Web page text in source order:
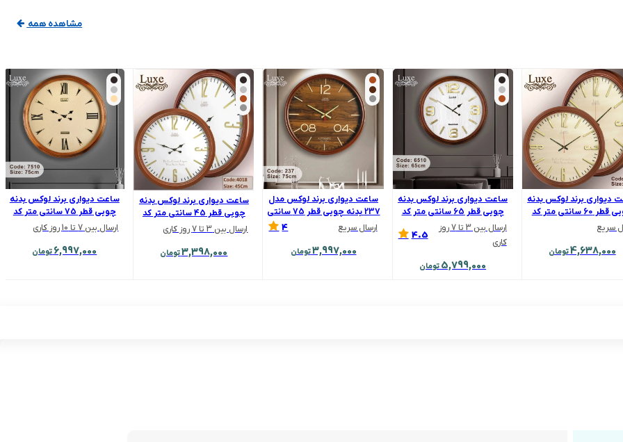
مشاهده همه
دیواری برند لوکس بدنه
چوبی قطر 60 سانتی متر کد
سریع
4,638,000تومان
ساعت دیواری برند لوکس بدنه
چوبی قطر 65 سانتی متر کد
6510ارسال بین 3 تا 7 روز
کاری
4.5
5,799,000تومان
ساعت دیواری برند لوکس مدل
237 بدنه چوبی قطر 75 سانتی
ارسال سریع 4
3,997,000تومان
ساعت دیواری برند لوکس بدنه
چوبی قطر 45 سانتی متر کد
4018
ارسال بین 3 تا 7 روز کاری
3,398,000تومان
ساعت دیواری برند لوکس بدنه
چوبی قطر 75 سانتی متر کد
7510
ارسال بین 7 تا 10 روز کاری
6,997,000تومان